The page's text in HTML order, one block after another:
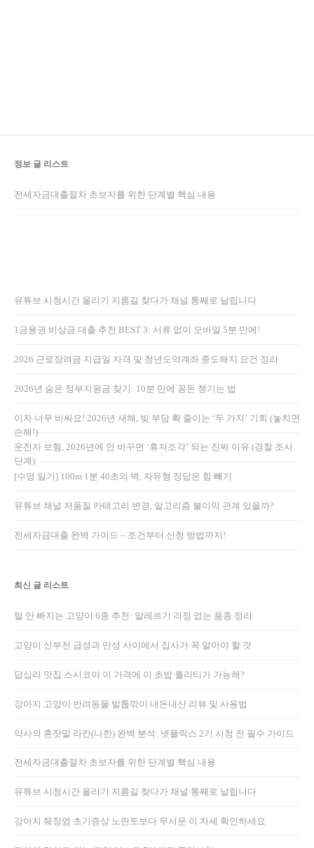
정보 글 리스트
전세자금대출절차 초보자를 위한 단계별 핵심 내용
유튜브 시청시간 올리기 지름길 찾다가 채널 통째로 날립니다
1금융권 비상금 대출 추천 BEST 3: 서류 없이 모바일 5분 만에!
2026 근로장려금 지급일 자격 및 청년도약계좌 중도해지 요건 정리
2026년 숨은 정부지원금 찾기: 10분 만에 꽁돈 챙기는 법
이자 너무 비싸요! 2026년 새해, 빚 부담 확 줄이는 ‘두 가지’ 기회 (놓치면
손해!)
운전자 보험, 2026년에 안 바꾸면 ‘휴지조각’ 되는 진짜 이유 (경찰 조사
단계)
[수영 일기] 100m 1분 40초의 벽, 자유형 정답은 힘 빼기
유튜브 채널 저품질 카테고리 변경, 알고리즘 불이익 관계 있을까?
전세자금대출 완벽 가이드 – 조건부터 신청 방법까지!
최신 글 리스트
털 안 빠지는 고양이 6종 추천: 알레르기 걱정 없는 품종 정리
고양이 신부전 급성과 만성 사이에서 집사가 꼭 알아야 할 것
답십리 맛집 스시코야 이 가격에 이 초밥 퀄리티가 가능해?
강아지 고양이 반려동물 발톱깎이 내돈내산 리뷰 및 사용법
약사의 혼잣말 라칸(나한) 완벽 분석: 넷플릭스 2기 시청 전 필수 가이드
전세자금대출절차 초보자를 위한 단계별 핵심 내용
유튜브 시청시간 올리기 지름길 찾다가 채널 통째로 날립니다
강아지 췌장염 초기증상 노란토보다 무서운 이 자세 확인하세요